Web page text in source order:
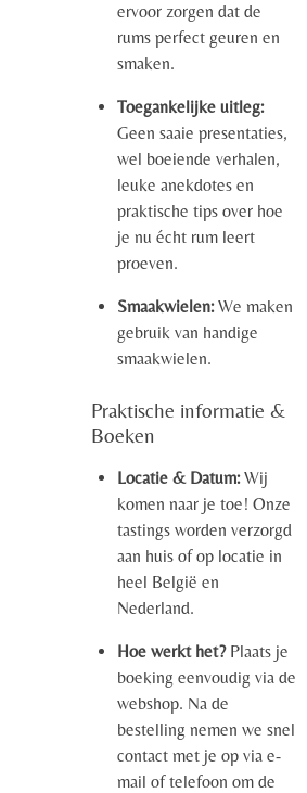
ervoor zorgen dat de
rums perfect geuren en
smaken.
Toegankelijke uitleg:
Geen saaie presentaties,
wel boeiende verhalen,
leuke anekdotes en
praktische tips over hoe
je nu écht rum leert
proeven.
Smaakwielen:We maken
gebruik van handige
smaakwielen.
Praktische informatie &
Boeken
Locatie & Datum:Wij
komen naar je toe! Onze
tastings worden verzorgd
aan huis of op locatie in
heel België en
Nederland.
Hoe werkt het?Plaats je
boeking eenvoudig via de
webshop. Na de
bestelling nemen we snel
contact met je op via e-
mail of telefoon om de